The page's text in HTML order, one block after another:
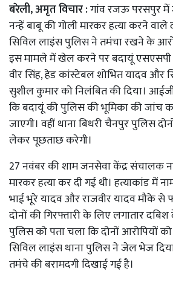
बरेली, अमृत विचार :गांव रजऊ परसपुर
नन्हें बाबू की गोली मारकर हत्या करने वाले
सिविल लाइंस पुलिस ने तमंचा रखने के
इस मामले में खेल करने पर बदायूं एसएसपी ने
वीर सिंह, हेड कांस्टेबल शोभित यादव और
सुशील कुमार को निलंबित की दिया।
कि बदायूं की पुलिस की भूमिका की जांच
जाएगी। वहीं थाना बिथरी चैनपुर पुलिस
लेकर पूछताछ करेगी।
27 नवंबर की शाम जनसेवा केंद्र संचालक
मारकर हत्या कर दी गई थी। हत्याकांड में
भाई भूरे यादव और राजवीर यादव मौके से
दोनों की गिरफ्तारी के लिए लगातार दबिश
पुलिस को पता चला कि दोनों आरोपियों
सिविल लाइंस थाना पुलिस ने जेल भेज
तमंचे की बरामदगी दिखाई गई है।